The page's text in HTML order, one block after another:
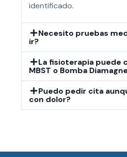
identificado.
Necesito pruebas
ir?
La fisioterapia puede
MBST o Bomba
Puedo pedir cita
con dolor?